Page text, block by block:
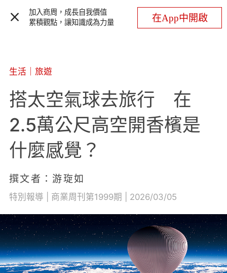
加入商周，成長自我價值
累積觀點，讓知識成為力量
在App中開啟
生活 旅遊
搭太空氣球去旅行 在
2.5萬公尺高空開香檳是
什麼感覺？
撰文者：游琁如
特別報導 | 商業周刊第1999期 | 2026/03/05